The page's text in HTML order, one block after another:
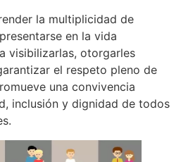
la multiplicidad de
en la vida
visibilizarlas, otorgarles
el respeto pleno de
una convivencia
inclusión y dignidad de todos